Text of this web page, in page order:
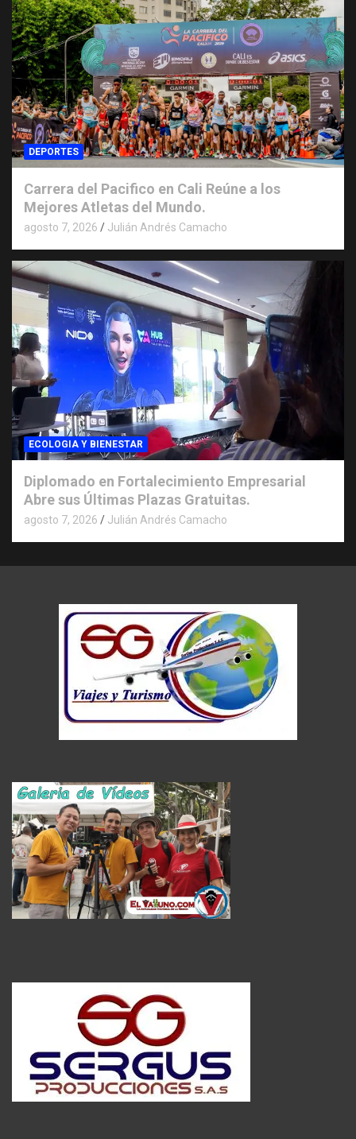
DEPORTES
Carrera del Pacifico en Cali Reúne a los
Mejores Atletas del Mundo.
agosto 7, 2026 Julián Andrés Camacho
ECOLOGIA Y BIENESTAR
Diplomado en Fortalecimiento Empresarial
Abre sus Últimas Plazas Gratuitas.
agosto 7, 2026 Julián Andrés Camacho